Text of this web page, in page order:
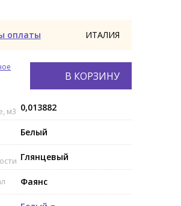
оплаты ИТАЛИЯ
В КОРЗИНУ
м3 0,013882
Белый
Глянцевый
Фаянс